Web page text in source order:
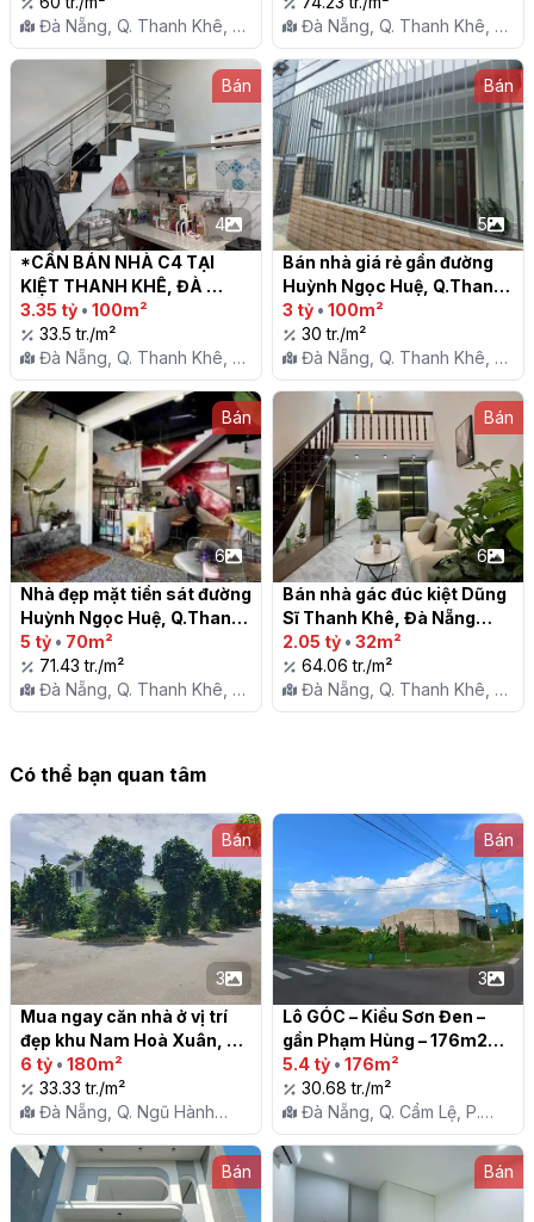
Đà Nẵng, Q. Thanh Khê, P.
Thanh Khê Tây
Đà Nẵng, Q. Thanh Khê, P.
Thanh Khê Tây
Bán
4
*CẦN BÁN NHÀ C4 TẠI
KIỆT THANH KHÊ, ĐÀ
NẴNG 🏡
3.35 tỷ • 100m²
33.5 tr./m²
Đà Nẵng, Q. Thanh Khê, P.
Thanh Khê Tây
Bán
5
Bán nhà giá rẻ gần đường
Huỳnh Ngọc Huệ, Q.Thanh
Khê, TP. Đà Nẵng
3 tỷ • 100m²
30 tr./m²
Đà Nẵng, Q. Thanh Khê, P.
Thanh Khê Tây
Bán
6
Nhà đẹp mặt tiền sát đường
Huỳnh Ngọc Huệ, Q.Thanh
Khê, TP. Đà Nẵng
5 tỷ • 70m²
71.43 tr./m²
Đà Nẵng, Q. Thanh Khê, P.
Thanh Khê Tây
Bán
6
Bán nhà gác đúc kiệt Dũng
Sĩ Thanh Khê, Đà Nẵng
2.05 tỷ • 32m²
64.06 tr./m²
Đà Nẵng, Q. Thanh Khê, P.
Thanh Khê Tây
Có thể bạn quan tâm
Bán
3
Mua ngay căn nhà ở vị trí
đẹp khu Nam Hoà Xuân,
Q.Ngũ Hành Sơn, TP. Đà
Nẵng
6 tỷ • 180m²
33.33 tr./m²
Đà Nẵng, Q. Ngũ Hành
Sơn, P. Hoà Quý
Bán
3
Lô GÓC – Kiều Sơn Đen –
gần Phạm Hùng – 176m2
5.4 tỷ • 176m²
30.68 tr./m²
Đà Nẵng, Q. Cẩm Lệ, P.
Hòa Xuân
Bán
Bán